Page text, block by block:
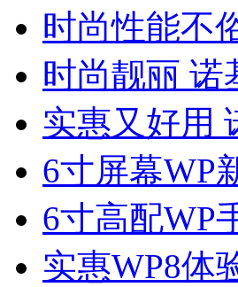
时尚性能不
时尚靓丽 诺
实惠又好用
6寸屏幕WP
6寸高配WP
实惠WP8体